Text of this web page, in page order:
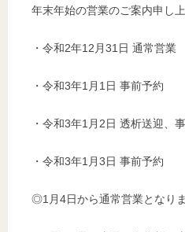
年末年始の営業のご案内申し
・令和2年12月31日 通常営業
・令和3年1月1日 事前予約
・令和3年1月2日 透析送迎、
・令和3年1月3日 事前予約
◎1月4日から通常営業となり